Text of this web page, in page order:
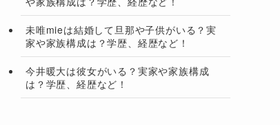
未唯mieは結婚して旦那や子供がいる？実
家や家族構成は？学歴、経歴など！
今井暖大は彼女がいる？実家や家族構成
は？学歴、経歴など！